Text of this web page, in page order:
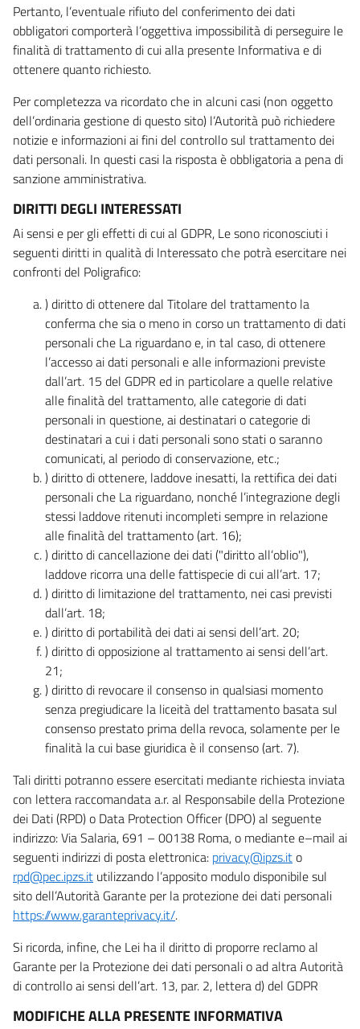
Pertanto, l’eventuale rifiuto del conferimento dei dati
obbligatori comporterà l’oggettiva impossibilità di perseguire le
finalità di trattamento di cui alla presente Informativa e di
ottenere quanto richiesto.
Per completezza va ricordato che in alcuni casi (non oggetto
dell’ordinaria gestione di questo sito) l’Autorità può richiedere
notizie e informazioni ai fini del controllo sul trattamento dei
dati personali. In questi casi la risposta è obbligatoria a pena di
sanzione amministrativa.
DIRITTI DEGLI INTERESSATI
Ai sensi e per gli effetti di cui al GDPR, Le sono riconosciuti i
seguenti diritti in qualità di Interessato che potrà esercitare nei
confronti del Poligrafico:
) diritto di ottenere dal Titolare del trattamento la
conferma che sia o meno in corso un trattamento di dati
personali che La riguardano e, in tal caso, di ottenere
l’accesso ai dati personali e alle informazioni previste
dall’art. 15 del GDPR ed in particolare a quelle relative
alle finalità del trattamento, alle categorie di dati
personali in questione, ai destinatari o categorie di
destinatari a cui i dati personali sono stati o saranno
comunicati, al periodo di conservazione, etc.;
) diritto di ottenere, laddove inesatti, la rettifica dei dati
personali che La riguardano, nonché l’integrazione degli
stessi laddove ritenuti incompleti sempre in relazione
alle finalità del trattamento (art. 16);
) diritto di cancellazione dei dati ("diritto all’oblio"),
laddove ricorra una delle fattispecie di cui all’art. 17;
) diritto di limitazione del trattamento, nei casi previsti
dall’art. 18;
) diritto di portabilità dei dati ai sensi dell’art. 20;
) diritto di opposizione al trattamento ai sensi dell’art.
21;
) diritto di revocare il consenso in qualsiasi momento
senza pregiudicare la liceità del trattamento basata sul
consenso prestato prima della revoca, solamente per le
finalità la cui base giuridica è il consenso (art. 7).
Tali diritti potranno essere esercitati mediante richiesta inviata
con lettera raccomandata a.r. al Responsabile della Protezione
dei Dati (RPD) o Data Protection Officer (DPO) al seguente
indirizzo: Via Salaria, 691 – 00138 Roma, o mediante e–mail ai
seguenti indirizzi di posta elettronica: privacy@ipzs.ito
rpd@pec.ipzs.it utilizzando l’apposito modulo disponibile sul
sito dell’Autorità Garante per la protezione dei dati personali
https://www.garanteprivacy.it/.
Si ricorda, infine, che Lei ha il diritto di proporre reclamo al
Garante per la Protezione dei dati personali o ad altra Autorità
di controllo ai sensi dell’art. 13, par. 2, lettera d) del GDPR
MODIFICHE ALLA PRESENTE INFORMATIVA